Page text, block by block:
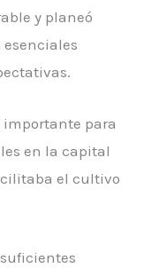
y planeó
importante para
en la capital
el cultivo